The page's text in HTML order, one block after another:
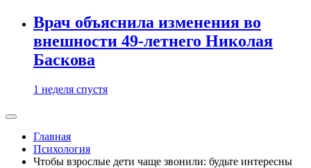
Врач объяснила изменения во
внешности 49-летнего Николая
Баскова
1 неделя спустя
Главная
Психология
Чтобы взрослые дети чаще звонили: будьте интересны